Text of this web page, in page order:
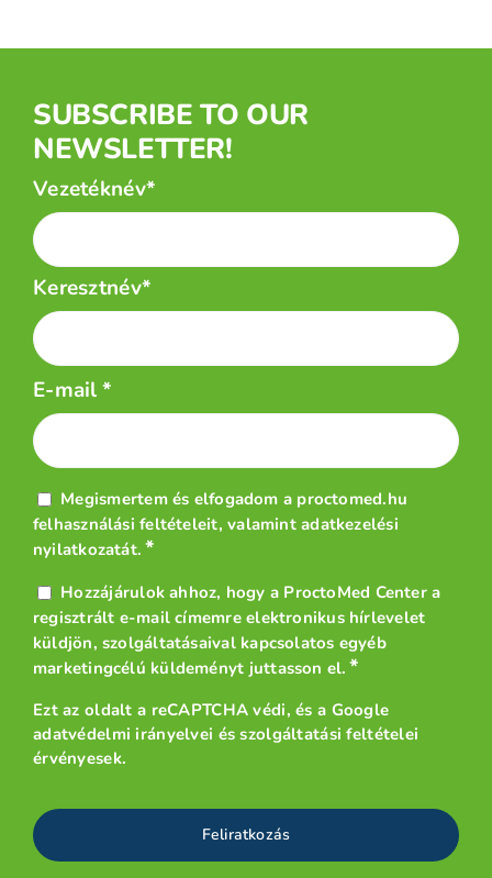
SUBSCRIBE TO OUR
NEWSLETTER!
Név
*
Vezetéknév*
Keresztnév*
E-mail *
Adatvédelem
*
Megismertem és elfogadom a proctomed.hu
felhasználási feltételeit, valamintadatkezelési
nyilatkozatát. *
Hírlevél
*
Hozzájárulok ahhoz, hogy a ProctoMed Center a
regisztrált e-mail címemre elektronikus hírlevelet
küldjön, szolgáltatásaival kapcsolatos egyéb
marketingcélú küldeményt juttasson el. *
Ezt az oldalt a reCAPTCHA védi, és a Google
adatvédelmi irányelvei ésszolgáltatási feltételei
érvényesek.